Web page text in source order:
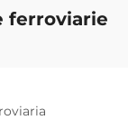
ferroviarie